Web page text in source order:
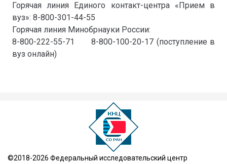
Горячая линия Единого контакт-центра «Прием в
вуз»: 8-800-301-44-55
Горячая линия Минобрнауки России:
8-800-222-55-71 8-800-100-20-17 (поступление в
вуз онлайн)
©2018-2026 Федеральный исследовательский центр